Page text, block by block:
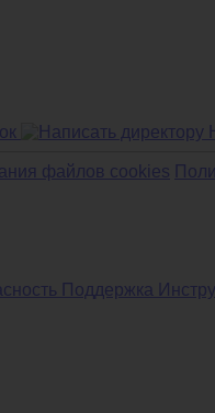
файлов cookies
Поддержка